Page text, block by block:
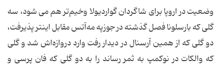
وضعیت در اروپا برای شاگردان گواردیولا وخیم‌تر هم می شود، سه
گلی كه بارسلونا فصل گذشته در جوزپه مه‌آتس مقابل اینتر پذیرفت،
دو گلی كه از همین آرسنال در دیدار رفت وارد دروازه‌اش شد و گلی
كه والكات در نوكمپ به ثمر رساند را به دو گلی كه فان پرسی و